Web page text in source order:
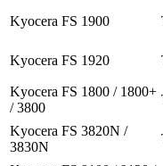
Kyocera FS 1900
Kyocera FS 1920
Kyocera FS 1800 / 1800+
/ 3800
Kyocera FS 3820N /
3830N